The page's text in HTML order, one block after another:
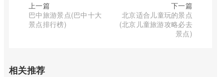
上一篇
巴中旅游景点(巴中十大
景点排行榜)
下一篇
北京适合儿童玩的景点
(北京儿童旅游攻略必去
景点)
相关推荐